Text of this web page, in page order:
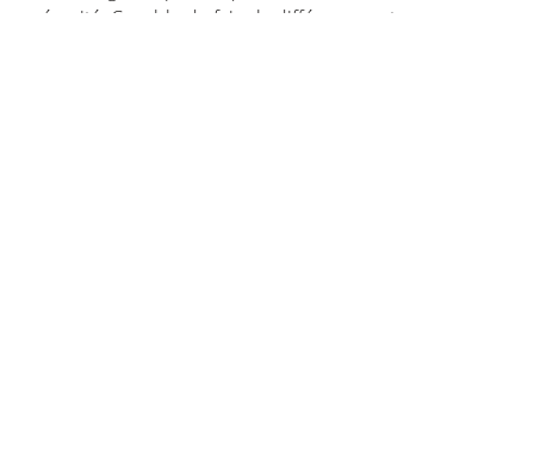
sécurité . Capable de faire la différence entre